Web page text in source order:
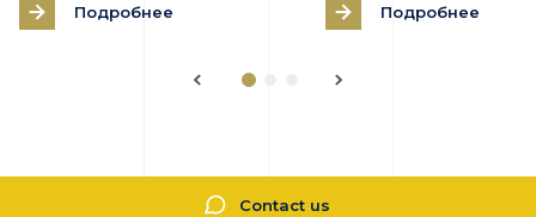
Подробнее Подробнее
Contact us